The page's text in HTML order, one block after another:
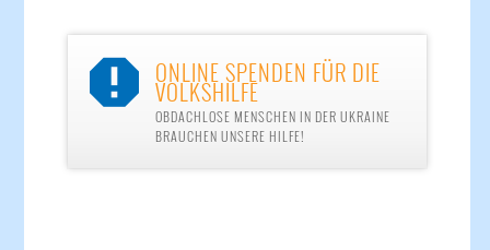
 ONLINE SPENDEN FÜR DIE
VOLKSHILFE
OBDACHLOSE MENSCHEN IN DER UKRAINE
BRAUCHEN UNSERE HILFE!